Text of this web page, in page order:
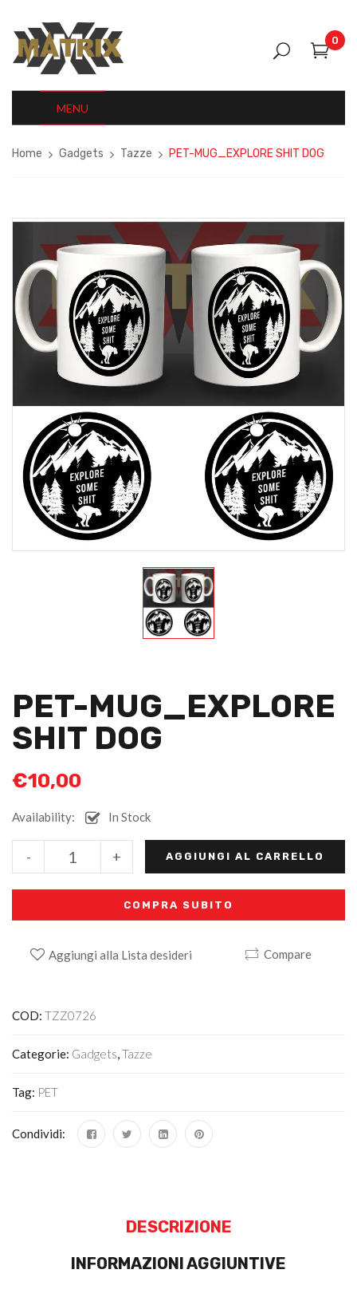
0
MENU
Home Gadgets Tazze PET-MUG_EXPLORE SHIT DOG
PET-MUG_EXPLORE
SHIT DOG
€10,00
Availability: In Stock
+
- AGGIUNGI AL CARRELLO
COMPRA SUBITO
Aggiungi alla Lista desideri Compare
Alternative:
COD: TZZ0726
Categorie: Gadgets,Tazze
Tag: PET
Condividi:
DESCRIZIONE
INFORMAZIONI AGGIUNTIVE